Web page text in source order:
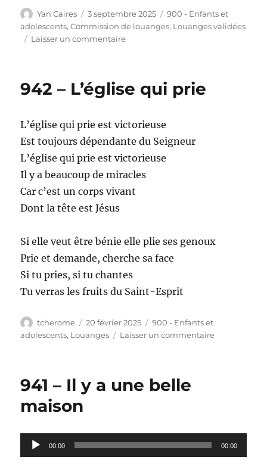
Auteur
Yan Caires
Publié
le
3 septembre 2025 Catégories
900 - Enfants et
adolescents,Commission de louanges, Louanges validées
Laisser un commentairesur
me
parler
942 – L’église qui prie
L’église qui prie est victorieuse
Est toujours dépendante du Seigneur
L’église qui prie est victorieuse
Il y a beaucoup de miracles
Car c’est un corps vivant
Dont la tête est Jésus
Si elle veut être bénie elle plie ses genoux
Prie et demande, cherche sa face
Si tu pries, si tu chantes
Tu verras les fruits du Saint-Esprit
Auteur
tcherome
Publié
le
20 février 2025 Catégories
900 - Enfants et
adolescents, Louanges Laisser un commentairesur
941 – Il y a une belle
maison
Lecteur
audio
00:00 00:00